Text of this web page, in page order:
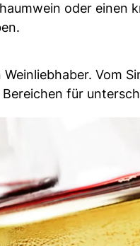
oder einen
Vom
für